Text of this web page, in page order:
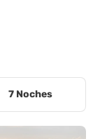
7 Noches